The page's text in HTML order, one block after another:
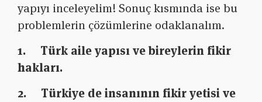
yapıyı inceleyelim! Sonuç kısmında ise bu
problemlerin çözümlerine odaklanalım.
1. Türk aile yapısı ve bireylerin fikir
hakları.
2. Türkiye de insanının fikir yetisi ve